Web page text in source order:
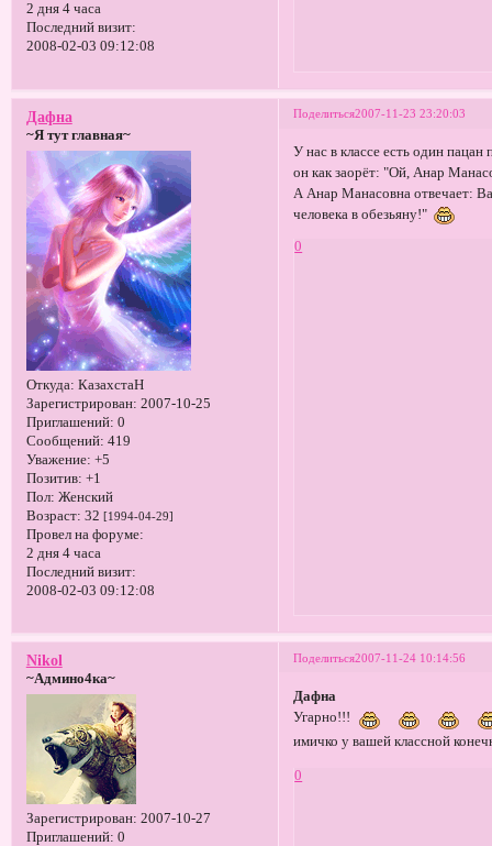
2 дня 4 часа
Последний визит:
2008-02-03 09:12:08
Поделиться2007-11-23 23:20:03
Дафна
~Я тут главная~
Откуда: КазахстаН
Зарегистрирован: 2007-10-25
Приглашений: 0
Сообщений: 419
Уважение: +5
Позитив: +1
Пол: Женский
Возраст: 32 [1994-04-29]
Провел на форуме:
2 дня 4 часа
Последний визит:
2008-02-03 09:12:08
У нас в классе есть один
он как заорёт: "Ой, Анар
А Анар Манасовна отвечает:
человека в обезьяну!"
0
Поделиться2007-11-24 10:14:56
Nikol
~Админо4ка~
Зарегистрирован: 2007-10-27
Приглашений: 0
Дафна
Угарно!!!
имичко у вашей классной
0